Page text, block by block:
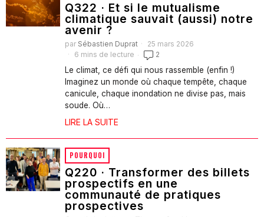
Q322 · Et si le mutualisme
climatique sauvait (aussi) notre
avenir ?
par Sébastien Duprat
25 mars 2026
6 mins de lecture
2
Le climat, ce défi qui nous rassemble (enfin !)
Imaginez un monde où chaque tempête, chaque
canicule, chaque inondation ne divise pas, mais
soude. Où…
LIRE LA SUITE
POURQUOI
Q220 · Transformer des billets
prospectifs en une
communauté de pratiques
prospectives